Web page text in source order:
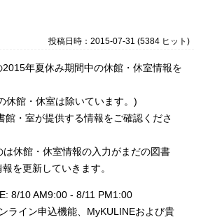
投稿日時：2015-07-31 (5384 ヒット )
年夏休み期間中の休館・休室情報を
休館・休室は除いています。)
館・室が提供する情報をご確認くださ
休館・休室情報の入力がまだの図書
を更新していきます。
8/10 AM9:00 - 8/11 PM1:00
ライン申込機能、MyKULINEおよび貴